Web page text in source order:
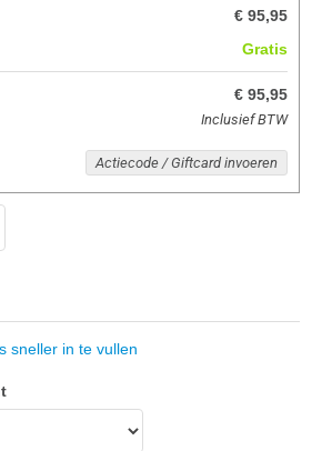
€ 95,95
Gratis
€ 95,95
Inclusief BTW
Actiecode / Giftcard invoeren
sneller in te vullen